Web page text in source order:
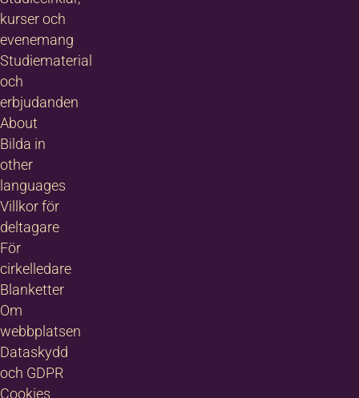
kurser och
evenemang
Studiematerial
och
erbjudanden
About
Bilda in
other
languages
Villkor för
deltagare
För
cirkelledare
Blanketter
Om
webbplatsen
Dataskydd
och GDPR
Cookies